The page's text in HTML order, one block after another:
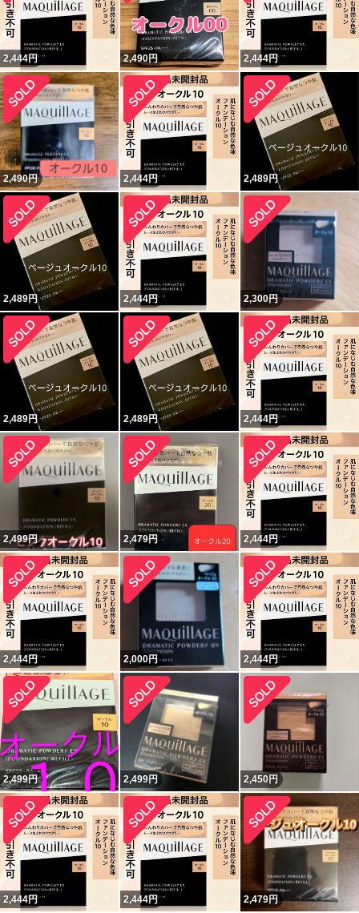
2,444円 2,490円 2,444円
2,490円 2,444円 2,489円
2,489円 2,444円 2,300円
2,489円 2,489円 2,444円
2,499円 2,479円 2,444円
2,444円 2,000円 2,444円
2,499円 2,499円 2,450円
2,444円 2,444円 2,479円